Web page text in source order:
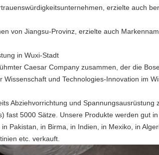
erzielte auch
von Jiangsu-Provinz, erzielte auch
in Wuxi-Stadt
Caesar Company zusammen, der die
und Technologies-Innovation im
Abziehvorrichtung und Spannungsausrüstung
fast 5000 Sätze. Unsere Produkte werden gut
Pakistan, in Birma, in Indien, in Mexiko, in
etc. verkauft.